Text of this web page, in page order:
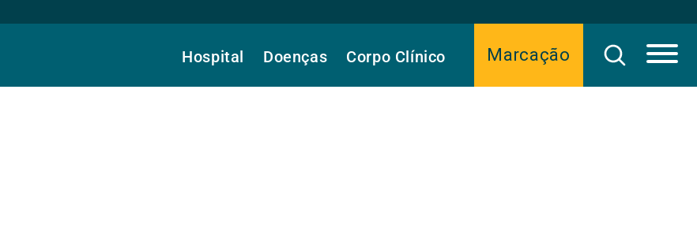
Marcação
Hospital Doenças Corpo Clínico